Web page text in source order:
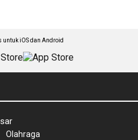
untuk iOS dan Android
Olahraga